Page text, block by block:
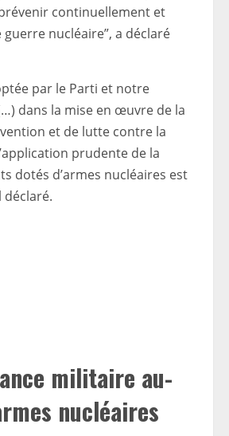
continuellement et
nucléaire”, a déclaré
par le Parti et notre
dans la mise en œuvre de la
et de lutte contre la
prudente de la
dotés d’armes nucléaires est
déclaré.
militaire au-
nucléaires